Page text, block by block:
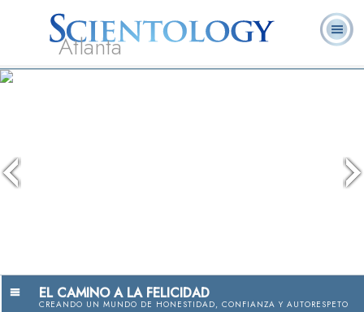
Atlanta
Acerca de
Nosotros
EL CAMINO A LA FELICIDAD
CREANDO UN MUNDO DE HONESTIDAD, CONFIANZA Y AUTORESPETO